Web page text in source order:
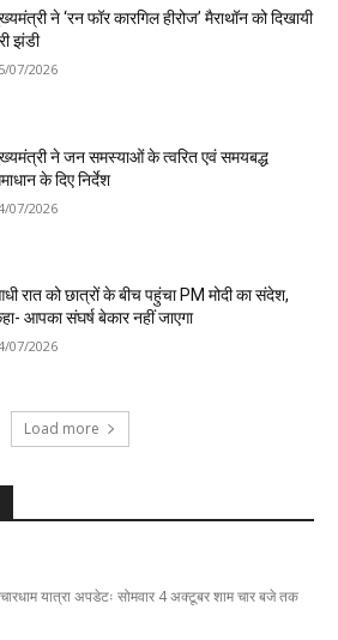
ने ‘रन फॉर कारगिल हीरोज’ मैराथॉन को दिखायी
झंडी
07/2026
ने जन समस्याओं के त्वरित एवं समयबद्ध
के दिए निर्देश
07/2026
रात को छात्रों के बीच पहुंचा PM मोदी का संदेश,
आपका संघर्ष बेकार नहीं जाएगा
07/2026
Load more